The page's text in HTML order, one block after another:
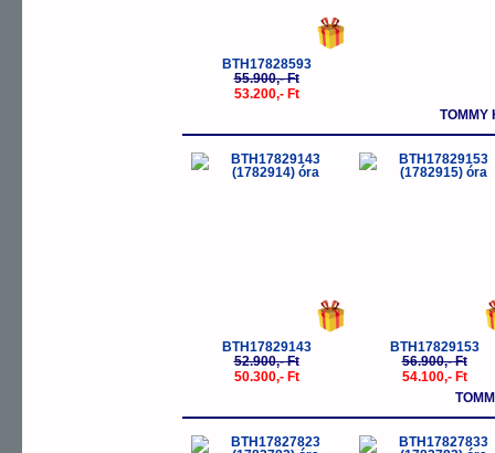
BTH17828593
55.900,- Ft
53.200,- Ft
TOMMY
-5%
BTH17829143
52.900,- Ft
50.300,- Ft
-
BTH17829153
56.900,- Ft
54.100,- Ft
-5% -